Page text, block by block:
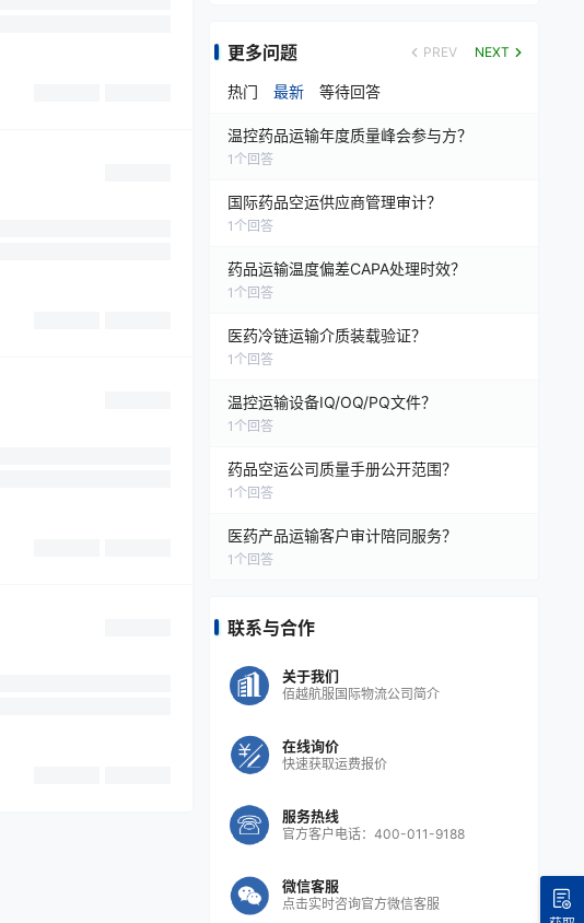
更多问题 PREV NEXT
热门 最新 等待回答
温控药品运输年度质量峰会参与方？
1 个回答
国际药品空运供应商管理审计？
1 个回答
药品运输温度偏差CAPA处理时效？
1 个回答
医药冷链运输介质装载验证？
1 个回答
温控运输设备IQ/OQ/PQ文件？
1 个回答
药品空运公司质量手册公开范围？
1 个回答
医药产品运输客户审计陪同服务？
1 个回答
联系与合作
关于我们
佰越航服国际物流公司简介
在线询价
快速获取运费报价
服务热线
官方客户电话：400-011-9188
微信客服
点击实时咨询官方微信客服